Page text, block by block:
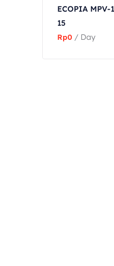
ECOPIA MPV-
15
Rp0 / Day